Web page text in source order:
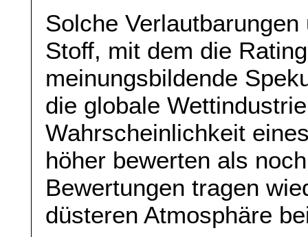
Solche
Stoff, mit dem die
meinungsbildende
die globale
Wahrscheinlichkeit
höher bewerten als
Bewertungen tragen
düsteren Atmosphäre